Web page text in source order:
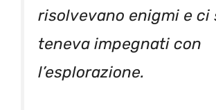
risolvevano enigmi e ci
teneva impegnati con
l’esplorazione.